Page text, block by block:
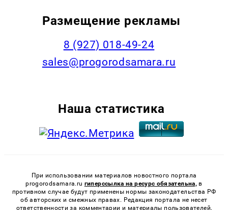
Размещение рекламы
8 (927) 018-49-24
sales@progorodsamara.ru
Наша статистика
При использовании материалов новостного портала
progorodsamara.ru гиперссылка на ресурс обязательна, в
противном случае будут применены нормы законодательства РФ
об авторских и смежных правах. Редакция портала не несет
ответственности за комментарии и материалы пользователей,